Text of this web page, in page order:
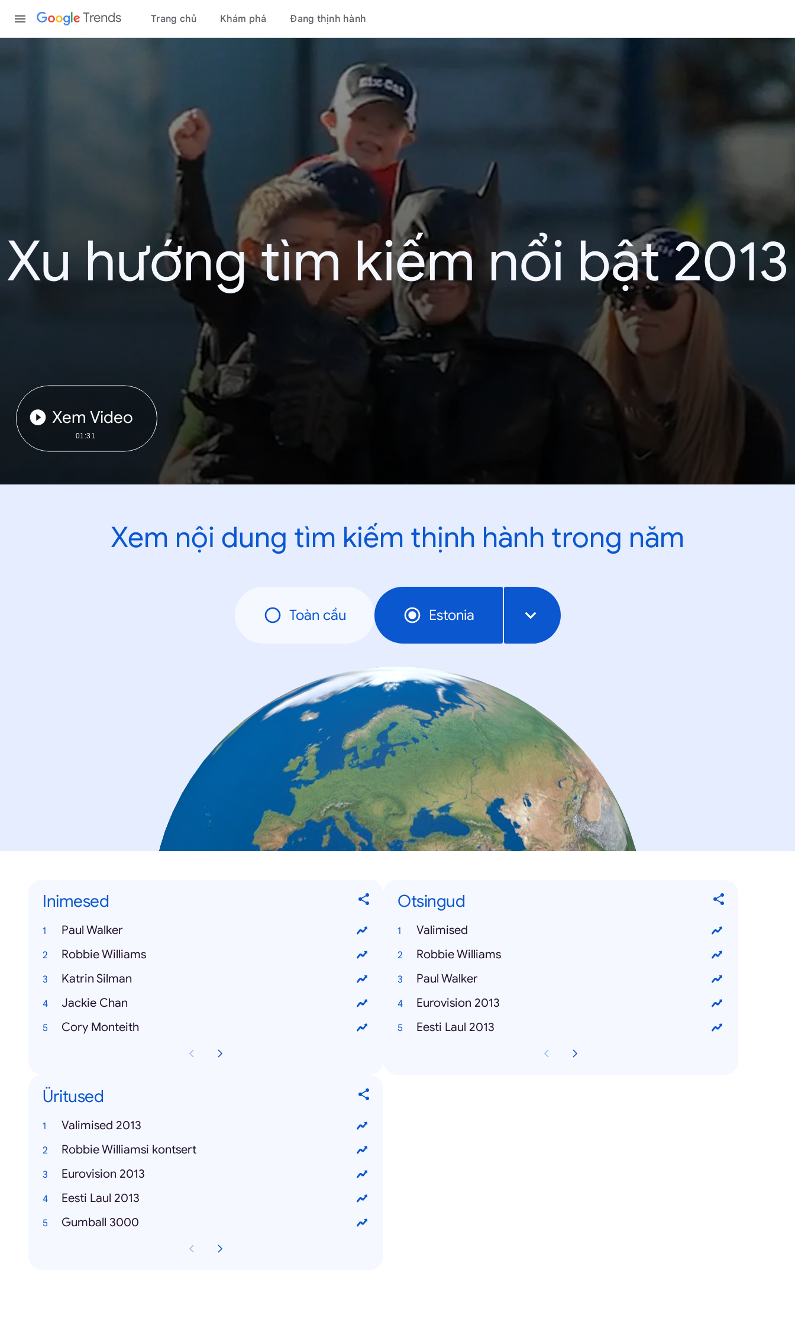
Trends Trang chủ Khám phá Đang thịnh hành
Xu hướng tìm kiếm nổi bật 2013
Xem Video
01:31
Xem nội dung tìm kiếm thịnh hành trong năm
Toàn cầu Estonia
Inimesed
Paul Walker
Robbie Williams
Katrin Silman
Jackie Chan
Cory Monteith
Otsingud
Valimised
Robbie Williams
Paul Walker
Eurovision 2013
Eesti Laul 2013
Üritused
Valimised 2013
Robbie Williamsi kontsert
Eurovision 2013
Eesti Laul 2013
Gumball 3000